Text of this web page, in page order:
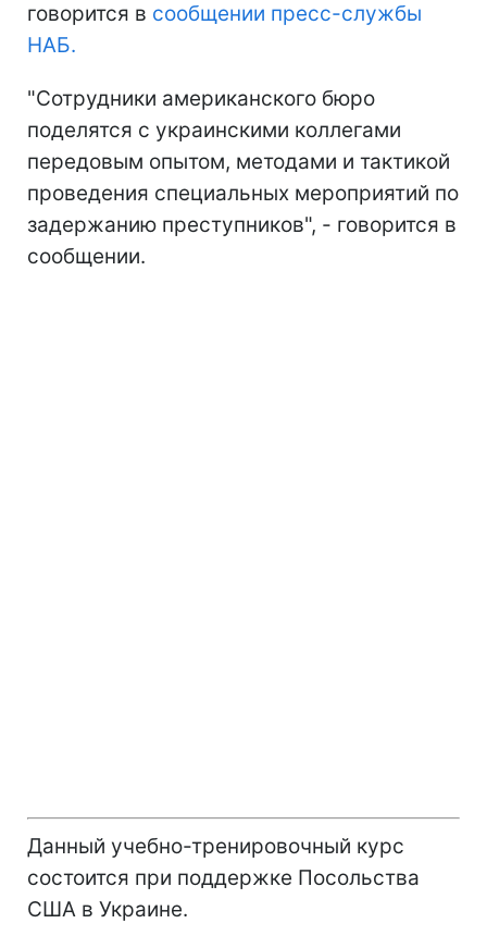
говорится в сообщении пресс-службы
НАБ.
"Сотрудники американского бюро
поделятся с украинскими коллегами
передовым опытом, методами и тактикой
проведения специальных мероприятий по
задержанию преступников", - говорится в
сообщении.
Данный учебно-тренировочный курс
состоится при поддержке Посольства
США в Украине.